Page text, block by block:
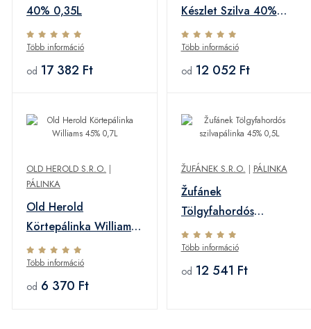
40% 0,35L
Több információ
od 17 382 Ft
Készlet Szilva 40%
0,5L
Több információ
od 12 052 Ft
OLD HEROLD S.R.O. |
PÁLINKA
Old Herold
Körtepálinka Williams
45% 0,7L
Több információ
od 6 370 Ft
ŽUFÁNEK S.R.O. | PÁLINKA
Žufánek
Tölgyfahordós
szilvapálinka 45% 0,5L
Több információ
od 12 541 Ft